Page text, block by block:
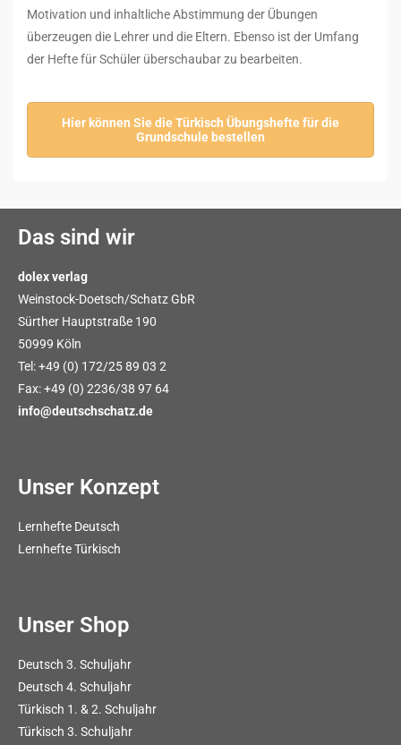
Motivation und inhaltliche Abstimmung der Übungen
überzeugen die Lehrer und die Eltern. Ebenso ist der Umfang
der Hefte für Schüler überschaubar zu bearbeiten.
Hier können Sie die Türkisch Übungshefte für die
Grundschule bestellen
Das sind wir
dolex verlag
Weinstock-Doetsch/Schatz GbR
Sürther Hauptstraße 190
50999 Köln
Tel: +49 (0) 172/25 89 03 2
Fax: +49 (0) 2236/38 97 64
info@deutschschatz.de
Unser Konzept
Lernhefte Deutsch
Lernhefte Türkisch
Unser Shop
Deutsch 3. Schuljahr
Deutsch 4. Schuljahr
Türkisch 1. & 2. Schuljahr
Türkisch 3. Schuljahr